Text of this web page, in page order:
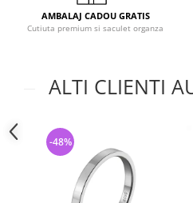
AMBALAJ CADOU GRATIS
Cutiuta premium si saculet organza
ALTI CLIENTI
-48%